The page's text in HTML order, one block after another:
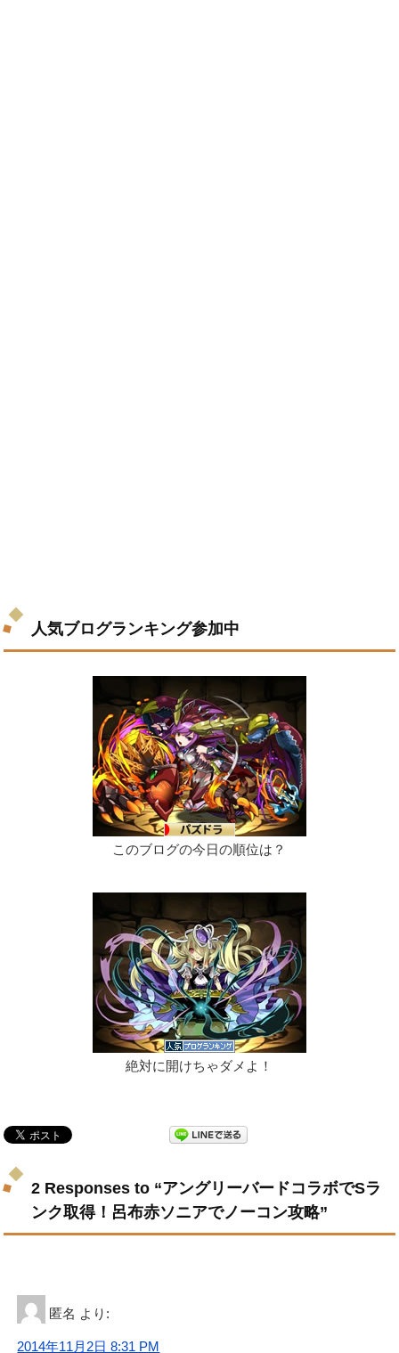
人気ブログランキング参加中
このブログの今日の順位は？
絶対に開けちゃダメよ！
2 Responses to “アングリーバードコラボでSラ
ンク取得！呂布赤ソニアでノーコン攻略”
匿名 より:
2014年11月2日 8:31 PM